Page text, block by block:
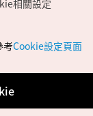
相關設定
考Cookie設定頁面